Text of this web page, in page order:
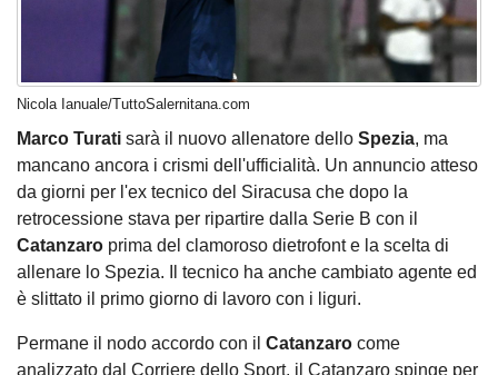
Nicola Ianuale/TuttoSalernitana.com
Marco Turati sarà il nuovo allenatore dello Spezia, ma
mancano ancora i crismi dell'ufficialità. Un annuncio atteso
da giorni per l'ex tecnico del Siracusa che dopo la
retrocessione stava per ripartire dalla Serie B con il
Catanzaro prima del clamoroso dietrofont e la scelta di
allenare lo Spezia. Il tecnico ha anche cambiato agente ed
è slittato il primo giorno di lavoro con i liguri.
Permane il nodo accordo con il Catanzaro come
analizzato dal Corriere dello Sport, il Catanzaro spinge per